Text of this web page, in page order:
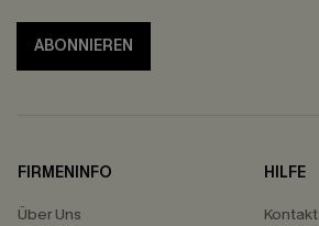
ABONNIEREN
FIRMENINFO
Über Uns
HILFE
Kontakt